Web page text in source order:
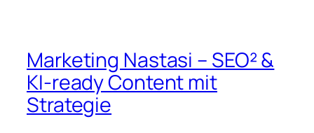
Marketing Nastasi – SEO² &
KI-ready Content mit
Strategie